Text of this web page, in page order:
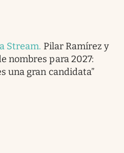
Stream. Pilar Ramírez y
nombres para 2027:
una gran candidata”